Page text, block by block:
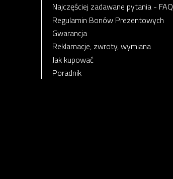
Najczęściej zadawane pytania - FAQ
Regulamin Bonów Prezentowych
Gwarancja
Reklamacje, zwroty, wymiana
Jak kupować
Poradnik